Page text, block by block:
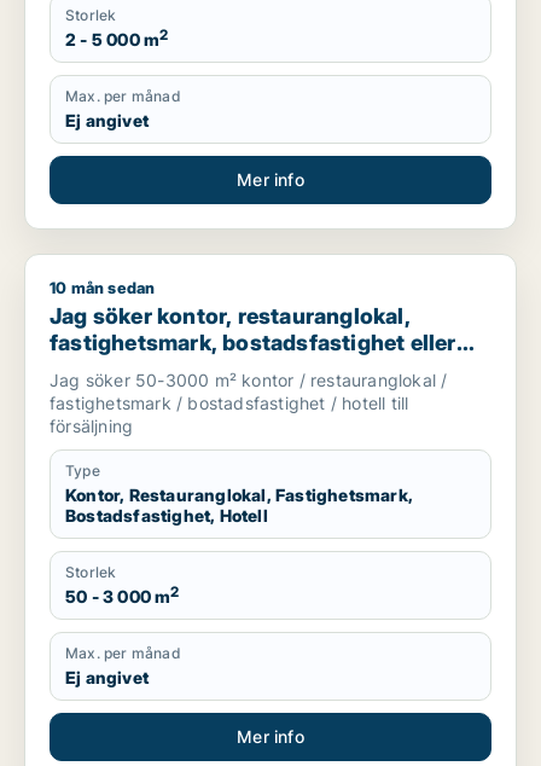
Storlek
2 - 5 000 m2
Max. per månad
Ej angivet
Mer info
Jag söker kontor, restauranglokal, fastighetsmark,
10 mån sedan
Jag söker kontor, restauranglokal,
fastighetsmark, bostadsfastighet eller
hotell till salu i Leksand, Rättvik eller
Falun m.fl.
Jag söker 50-3000 m² kontor / restauranglokal /
fastighetsmark / bostadsfastighet / hotell till
försäljning
Type
Kontor, Restauranglokal, Fastighetsmark,
Bostadsfastighet, Hotell
Storlek
50 - 3 000 m2
Max. per månad
Ej angivet
Mer info